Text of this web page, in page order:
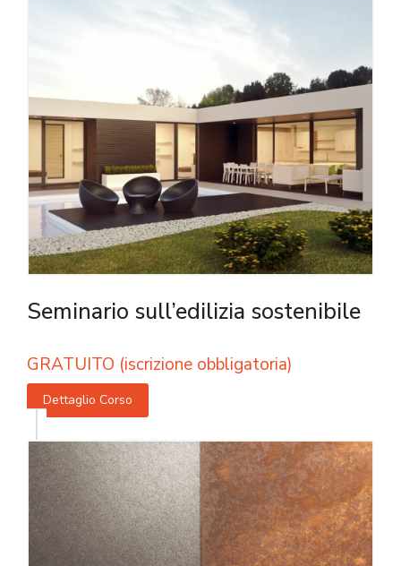
Seminario sull’edilizia sostenibile
GRATUITO (iscrizione obbligatoria)
Dettaglio Corso